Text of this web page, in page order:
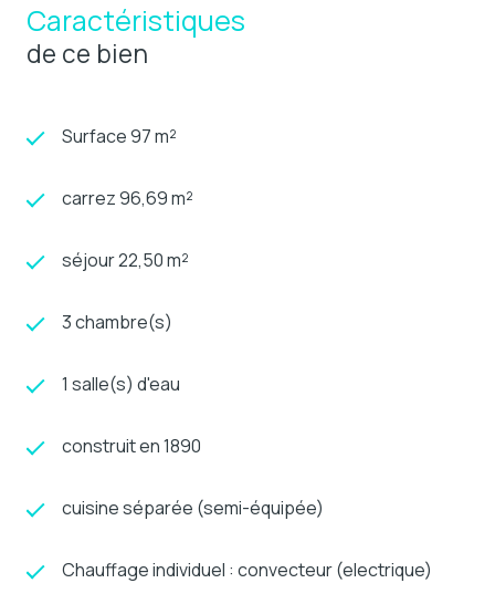
Caractéristiques
de ce bien
Surface 97 m²
carrez 96,69 m²
séjour 22,50 m²
3 chambre(s)
1 salle(s) d'eau
construit en 1890
cuisine séparée (semi-équipée)
Chauffage individuel : convecteur (electrique)